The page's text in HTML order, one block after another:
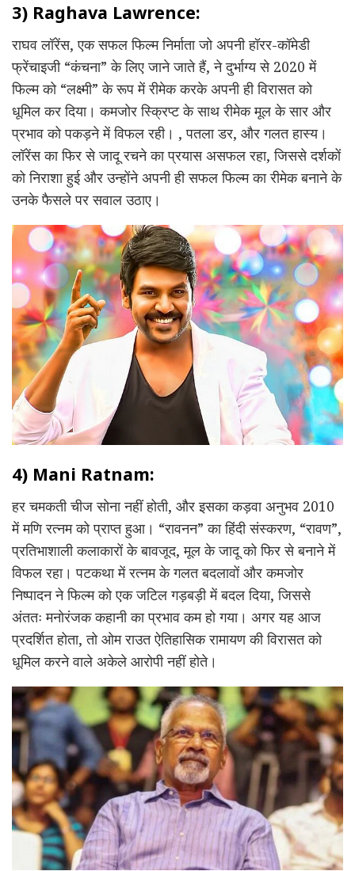
3) Raghava Lawrence:
राघव लॉरेंस, एक सफल फिल्म निर्माता जो अपनी हॉरर-कॉमेडी
फ्रेंचाइजी “कंचना” के लिए जाने जाते हैं, ने दुर्भाग्य से 2020 में
फिल्म को “लक्ष्मी” के रूप में रीमेक करके अपनी ही विरासत को
धूमिल कर दिया। कमजोर स्क्रिप्ट के साथ रीमेक मूल के सार और
प्रभाव को पकड़ने में विफल रही। , पतला डर, और गलत हास्य।
लॉरेंस का फिर से जादू रचने का प्रयास असफल रहा, जिससे दर्शकों
को निराशा हुई और उन्होंने अपनी ही सफल फिल्म का रीमेक बनाने के
उनके फैसले पर सवाल उठाए।
4) Mani Ratnam:
हर चमकती चीज सोना नहीं होती, और इसका कड़वा अनुभव 2010
में मणि रत्नम को प्राप्त हुआ। “रावनन” का हिंदी संस्करण, “रावण”,
प्रतिभाशाली कलाकारों के बावजूद, मूल के जादू को फिर से बनाने में
विफल रहा। पटकथा में रत्नम के गलत बदलावों और कमजोर
निष्पादन ने फिल्म को एक जटिल गड़बड़ी में बदल दिया, जिससे
अंततः मनोरंजक कहानी का प्रभाव कम हो गया। अगर यह आज
प्रदर्शित होता, तो ओम राउत ऐतिहासिक रामायण की विरासत को
धूमिल करने वाले अकेले आरोपी नहीं होते।